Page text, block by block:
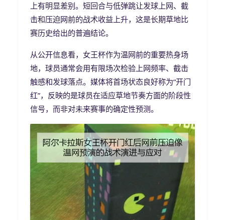
上有明显差别。短回合与低弹跳让发球上网、截
击和压迫网前的战术收益上升，这是长期草地比
赛历史给出的普遍结论。
从公开信息看，女王杯作为温网前的重要热身场
地，球员通常会用有限场次检验上网频率、截击
触感和发球落点。媒体将首场状态良好称为“开门
红”，反映的是球员在适应草地节奏方面的阶段性
信号，而非对未来赛事的确定性预测。